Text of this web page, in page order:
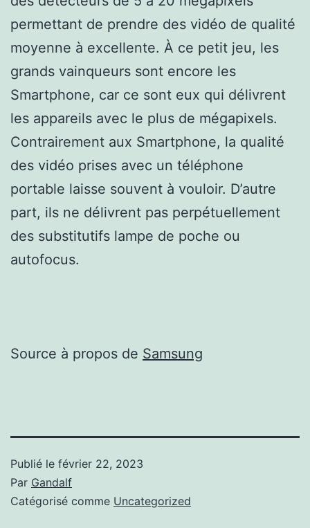
permettant de prendre des vidéo de qualité
moyenne à excellente. À ce petit jeu, les
grands vainqueurs sont encore les
Smartphone, car ce sont eux qui délivrent
les appareils avec le plus de mégapixels.
Contrairement aux Smartphone, la qualité
des vidéo prises avec un téléphone
portable laisse souvent à vouloir. D’autre
part, ils ne délivrent pas perpétuellement
des substitutifs lampe de poche ou
autofocus.
Source à propos de Samsung
Publié le février 22, 2023
Par Gandalf
Catégorisé comme Uncategorized